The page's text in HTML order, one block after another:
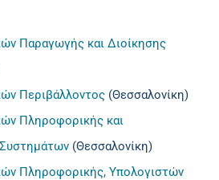
Παραγωγής και Διοίκησης
Περιβάλλοντος (Θεσσαλονίκη)
Πληροφορικής και
(Θεσσαλονίκη)
Πληροφορικής, Υπολογιστών